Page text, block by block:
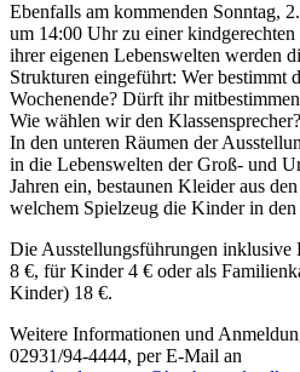
Ebenfalls am kommenden Sonntag,
um 14:00 Uhr zu einer
ihrer eigenen Lebenswelten werden
Strukturen eingeführt: Wer bestimmt
Wochenende? Dürft ihr
Wie wählen wir den Klassensprecher?
In den unteren Räumen der
in die Lebenswelten der Groß- und
Jahren ein, bestaunen Kleider aus
welchem Spielzeug die Kinder in den
Die Ausstellungsführungen inklusive
8 €, für Kinder 4 € oder als
Kinder) 18 €.
Weitere Informationen und
02931/94-4444, per E-Mail an